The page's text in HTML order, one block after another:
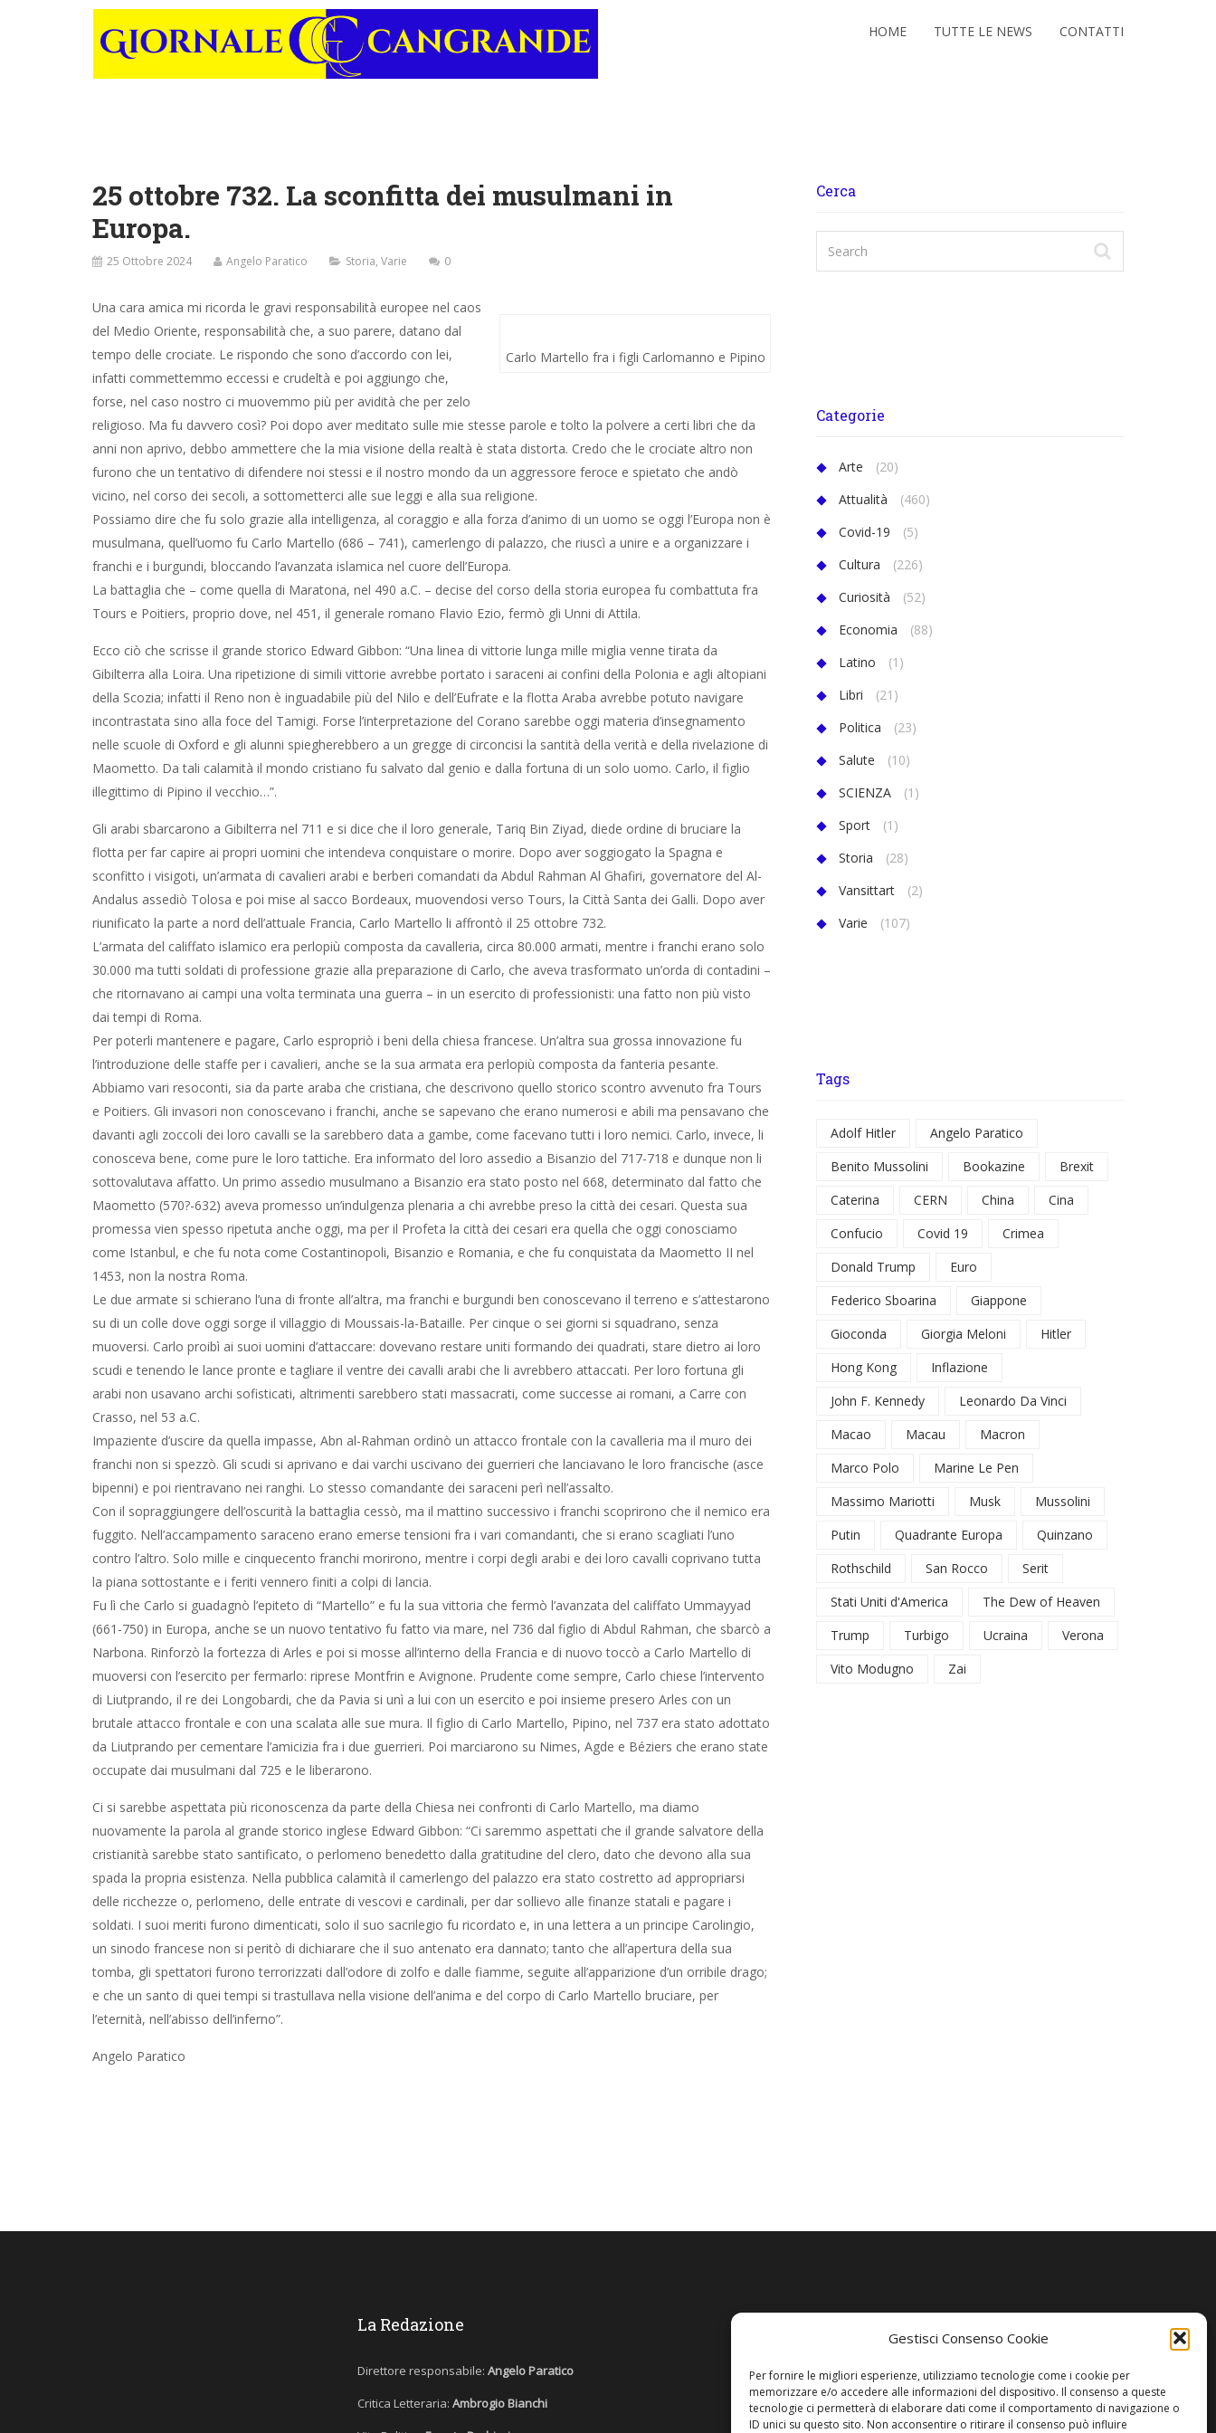
Gestisci Consenso Cookie
Per fornire le migliori esperienze, utilizziamo tecnologie come i cookie per
memorizzare e/o accedere alle informazioni del dispositivo. Il consenso a queste
tecnologie ci permetterà di elaborare dati come il comportamento di navigazione o
ID unici su questo sito. Non acconsentire o ritirare il consenso può influire
HOME TUTTE LE NEWS CONTATTI
25 ottobre 732. La sconfitta dei musulmani in
Europa.
25 Ottobre 2024 Angelo Paratico Storia, Varie 0
Carlo Martello fra i figli Carlomanno e Pipino
Una cara amica mi ricorda le gravi responsabilità europee nel caos
del Medio Oriente, responsabilità che, a suo parere, datano dal
tempo delle crociate. Le rispondo che sono d’accordo con lei,
infatti commettemmo eccessi e crudeltà e poi aggiungo che,
forse, nel caso nostro ci muovemmo più per avidità che per zelo
religioso. Ma fu davvero così? Poi dopo aver meditato sulle mie stesse parole e tolto la polvere a certi libri che da
anni non aprivo, debbo ammettere che la mia visione della realtà è stata distorta. Credo che le crociate altro non
furono che un tentativo di difendere noi stessi e il nostro mondo da un aggressore feroce e spietato che andò
vicino, nel corso dei secoli, a sottometterci alle sue leggi e alla sua religione.
Possiamo dire che fu solo grazie alla intelligenza, al coraggio e alla forza d’animo di un uomo se oggi l’Europa non è
musulmana, quell’uomo fu Carlo Martello (686 – 741), camerlengo di palazzo, che riuscì a unire e a organizzare i
franchi e i burgundi, bloccando l’avanzata islamica nel cuore dell’Europa.
La battaglia che – come quella di Maratona, nel 490 a.C. – decise del corso della storia europea fu combattuta fra
Tours e Poitiers, proprio dove, nel 451, il generale romano Flavio Ezio, fermò gli Unni di Attila.
Ecco ciò che scrisse il grande storico Edward Gibbon: “Una linea di vittorie lunga mille miglia venne tirata da
Gibilterra alla Loira. Una ripetizione di simili vittorie avrebbe portato i saraceni ai confini della Polonia e agli altopiani
della Scozia; infatti il Reno non è inguadabile più del Nilo e dell’Eufrate e la flotta Araba avrebbe potuto navigare
incontrastata sino alla foce del Tamigi. Forse l’interpretazione del Corano sarebbe oggi materia d’insegnamento
nelle scuole di Oxford e gli alunni spiegherebbero a un gregge di circoncisi la santità della verità e della rivelazione di
Maometto. Da tali calamità il mondo cristiano fu salvato dal genio e dalla fortuna di un solo uomo. Carlo, il figlio
illegittimo di Pipino il vecchio…”.
Gli arabi sbarcarono a Gibilterra nel 711 e si dice che il loro generale, Tariq Bin Ziyad, diede ordine di bruciare la
flotta per far capire ai propri uomini che intendeva conquistare o morire. Dopo aver soggiogato la Spagna e
sconfitto i visigoti, un’armata di cavalieri arabi e berberi comandati da Abdul Rahman Al Ghafiri, governatore del Al-
Andalus assediò Tolosa e poi mise al sacco Bordeaux, muovendosi verso Tours, la Città Santa dei Galli. Dopo aver
riunificato la parte a nord dell’attuale Francia, Carlo Martello li affrontò il 25 ottobre 732.
L’armata del califfato islamico era perlopiù composta da cavalleria, circa 80.000 armati, mentre i franchi erano solo
30.000 ma tutti soldati di professione grazie alla preparazione di Carlo, che aveva trasformato un’orda di contadini –
che ritornavano ai campi una volta terminata una guerra – in un esercito di professionisti: una fatto non più visto
dai tempi di Roma.
Per poterli mantenere e pagare, Carlo espropriò i beni della chiesa francese. Un’altra sua grossa innovazione fu
l’introduzione delle staffe per i cavalieri, anche se la sua armata era perlopiù composta da fanteria pesante.
Abbiamo vari resoconti, sia da parte araba che cristiana, che descrivono quello storico scontro avvenuto fra Tours
e Poitiers. Gli invasori non conoscevano i franchi, anche se sapevano che erano numerosi e abili ma pensavano che
davanti agli zoccoli dei loro cavalli se la sarebbero data a gambe, come facevano tutti i loro nemici. Carlo, invece, li
conosceva bene, come pure le loro tattiche. Era informato del loro assedio a Bisanzio del 717-718 e dunque non li
sottovalutava affatto. Un primo assedio musulmano a Bisanzio era stato posto nel 668, determinato dal fatto che
Maometto (570?-632) aveva promesso un’indulgenza plenaria a chi avrebbe preso la città dei cesari. Questa sua
promessa vien spesso ripetuta anche oggi, ma per il Profeta la città dei cesari era quella che oggi conosciamo
come Istanbul, e che fu nota come Costantinopoli, Bisanzio e Romania, e che fu conquistata da Maometto II nel
1453, non la nostra Roma.
Le due armate si schierano l’una di fronte all’altra, ma franchi e burgundi ben conoscevano il terreno e s’attestarono
su di un colle dove oggi sorge il villaggio di Moussais-la-Bataille. Per cinque o sei giorni si squadrano, senza
muoversi. Carlo proibì ai suoi uomini d’attaccare: dovevano restare uniti formando dei quadrati, stare dietro ai loro
scudi e tenendo le lance pronte e tagliare il ventre dei cavalli arabi che li avrebbero attaccati. Per loro fortuna gli
arabi non usavano archi sofisticati, altrimenti sarebbero stati massacrati, come successe ai romani, a Carre con
Crasso, nel 53 a.C.
Impaziente d’uscire da quella impasse, Abn al-Rahman ordinò un attacco frontale con la cavalleria ma il muro dei
franchi non si spezzò. Gli scudi si aprivano e dai varchi uscivano dei guerrieri che lanciavano le loro francische (asce
bipenni) e poi rientravano nei ranghi. Lo stesso comandante dei saraceni perì nell’assalto.
Con il sopraggiungere dell’oscurità la battaglia cessò, ma il mattino successivo i franchi scoprirono che il nemico era
fuggito. Nell’accampamento saraceno erano emerse tensioni fra i vari comandanti, che si erano scagliati l’uno
contro l’altro. Solo mille e cinquecento franchi morirono, mentre i corpi degli arabi e dei loro cavalli coprivano tutta
la piana sottostante e i feriti vennero finiti a colpi di lancia.
Fu lì che Carlo si guadagnò l’epiteto di “Martello” e fu la sua vittoria che fermò l’avanzata del califfato Ummayyad
(661-750) in Europa, anche se un nuovo tentativo fu fatto via mare, nel 736 dal figlio di Abdul Rahman, che sbarcò a
Narbona. Rinforzò la fortezza di Arles e poi si mosse all’interno della Francia e di nuovo toccò a Carlo Martello di
muoversi con l’esercito per fermarlo: riprese Montfrin e Avignone. Prudente come sempre, Carlo chiese l’intervento
di Liutprando, il re dei Longobardi, che da Pavia si unì a lui con un esercito e poi insieme presero Arles con un
brutale attacco frontale e con una scalata alle sue mura. Il figlio di Carlo Martello, Pipino, nel 737 era stato adottato
da Liutprando per cementare l’amicizia fra i due guerrieri. Poi marciarono su Nimes, Agde e Béziers che erano state
occupate dai musulmani dal 725 e le liberarono.
Ci si sarebbe aspettata più riconoscenza da parte della Chiesa nei confronti di Carlo Martello, ma diamo
nuovamente la parola al grande storico inglese Edward Gibbon: “Ci saremmo aspettati che il grande salvatore della
cristianità sarebbe stato santificato, o perlomeno benedetto dalla gratitudine del clero, dato che devono alla sua
spada la propria esistenza. Nella pubblica calamità il camerlengo del palazzo era stato costretto ad appropriarsi
delle ricchezze o, perlomeno, delle entrate di vescovi e cardinali, per dar sollievo alle finanze statali e pagare i
soldati. I suoi meriti furono dimenticati, solo il suo sacrilegio fu ricordato e, in una lettera a un principe Carolingio,
un sinodo francese non si peritò di dichiarare che il suo antenato era dannato; tanto che all’apertura della sua
tomba, gli spettatori furono terrorizzati dall’odore di zolfo e dalle fiamme, seguite all’apparizione d’un orribile drago;
e che un santo di quei tempi si trastullava nella visione dell’anima e del corpo di Carlo Martello bruciare, per
l’eternità, nell’abisso dell’inferno”.
Angelo Paratico
Cerca
Categorie
Arte
(20)
Attualità
(460)
Covid-19
(5)
Cultura
(226)
Curiosità
(52)
Economia
(88)
Latino
(1)
Libri
(21)
Politica
(23)
Salute
(10)
SCIENZA
(1)
Sport
(1)
Storia
(28)
Vansittart
(2)
Varie
(107)
Tags
Adolf Hitler
Angelo Paratico
Benito Mussolini
Bookazine
Brexit
Caterina
CERN China
Cina
Confucio
Covid 19
Crimea
Donald Trump
Euro
Federico Sboarina
Giappone
Gioconda
Giorgia Meloni
Hitler
Hong Kong
Inflazione
John F. Kennedy
Leonardo Da Vinci
Macao
Macau
Macron
Marco Polo
Marine Le Pen
Massimo Mariotti
Musk
Mussolini
Putin
Quadrante Europa
Quinzano
Rothschild
San Rocco
Serit
Stati Uniti d'America
The Dew of Heaven
Trump
Turbigo Ucraina
Verona
Vito Modugno
Zai
La Redazione
Direttore responsabile: Angelo Paratico
Critica Letteraria: Ambrogio Bianchi